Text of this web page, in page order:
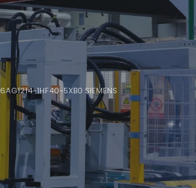
6AG1214-1HF40-5XB0 SIEMENS